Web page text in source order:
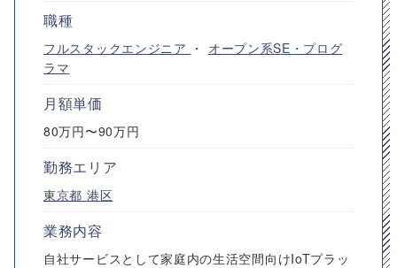
職種
フルスタックエンジニア ・ オープン系SE・プログ
ラマ
月額単価
80万円〜90万円
勤務エリア
東京都 港区
業務内容
自社サービスとして家庭内の生活空間向けIoTプラッ